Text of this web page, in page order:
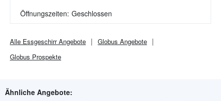
Öffnungszeiten: Geschlossen
Alle EssgeschirrAngebote Globus Angebote
Globus Prospekte
Ähnliche Angebote: